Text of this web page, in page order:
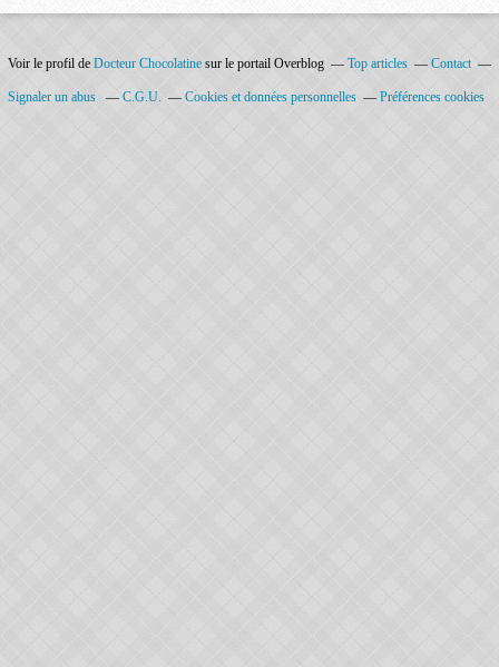
Voir le profil de Docteur Chocolatine sur le portail Overblog Top articles Contact
Signaler un abus C.G.U. Cookies et données personnelles Préférences cookies